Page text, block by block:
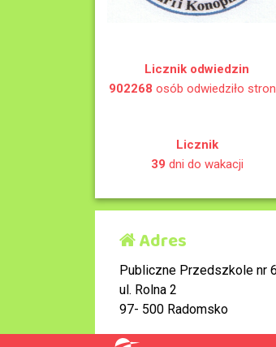
Licznik odwiedzin
902268 osób odwiedziło
Licznik
39 dni do wakacji
Adres
Publiczne Przedszkole nr
ul. Rolna 2
97- 500 Radomsko